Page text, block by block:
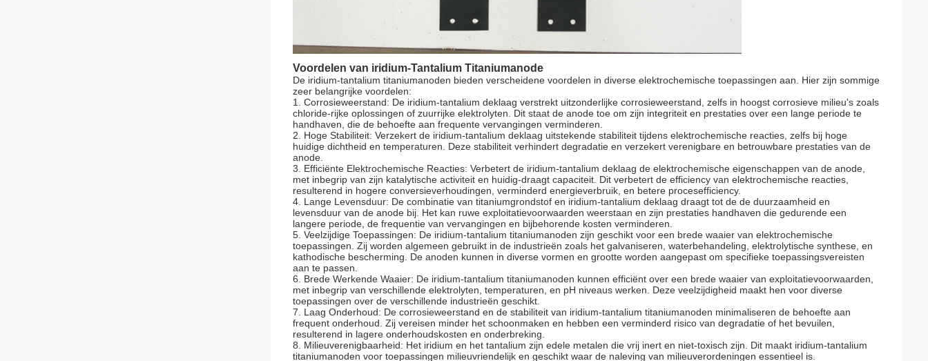
Voordelen van iridium-Tantalium Titaniumanode
De iridium-tantalium titaniumanoden bieden verscheidene voordelen in diverse elektrochemische toepassingen aan. Hier zijn sommige
zeer belangrijke voordelen:
1. Corrosieweerstand: De iridium-tantalium deklaag verstrekt uitzonderlijke corrosieweerstand, zelfs in hoogst corrosieve milieu's zoals
chloride-rijke oplossingen of zuurrijke elektrolyten. Dit staat de anode toe om zijn integriteit en prestaties over een lange periode te
handhaven, die de behoefte aan frequente vervangingen verminderen.
2. Hoge Stabiliteit: Verzekert de iridium-tantalium deklaag uitstekende stabiliteit tijdens elektrochemische reacties, zelfs bij hoge
huidige dichtheid en temperaturen. Deze stabiliteit verhindert degradatie en verzekert verenigbare en betrouwbare prestaties van de
anode.
3. Efficiënte Elektrochemische Reacties: Verbetert de iridium-tantalium deklaag de elektrochemische eigenschappen van de anode,
met inbegrip van zijn katalytische activiteit en huidig-draagt capaciteit. Dit verbetert de efficiency van elektrochemische reacties,
resulterend in hogere conversieverhoudingen, verminderd energieverbruik, en betere procesefficiency.
4. Lange Levensduur: De combinatie van titaniumgrondstof en iridium-tantalium deklaag draagt tot de de duurzaamheid en
levensduur van de anode bij. Het kan ruwe exploitatievoorwaarden weerstaan en zijn prestaties handhaven die gedurende een
langere periode, de frequentie van vervangingen en bijbehorende kosten verminderen.
5. Veelzijdige Toepassingen: De iridium-tantalium titaniumanoden zijn geschikt voor een brede waaier van elektrochemische
toepassingen. Zij worden algemeen gebruikt in de industrieën zoals het galvaniseren, waterbehandeling, elektrolytische synthese, en
kathodische bescherming. De anoden kunnen in diverse vormen en grootte worden aangepast om specifieke toepassingsvereisten
aan te passen.
6. Brede Werkende Waaier: De iridium-tantalium titaniumanoden kunnen efficiënt over een brede waaier van exploitatievoorwaarden,
met inbegrip van verschillende elektrolyten, temperaturen, en pH niveaus werken. Deze veelzijdigheid maakt hen voor diverse
toepassingen over de verschillende industrieën geschikt.
7. Laag Onderhoud: De corrosieweerstand en de stabiliteit van iridium-tantalium titaniumanoden minimaliseren de behoefte aan
frequent onderhoud. Zij vereisen minder het schoonmaken en hebben een verminderd risico van degradatie of het bevuilen,
resulterend in lagere onderhoudskosten en onderbreking.
8. Milieuverenigbaarheid: Het iridium en het tantalium zijn edele metalen die vrij inert en niet-toxisch zijn. Dit maakt iridium-tantalium
titaniumanoden voor toepassingen milieuvriendelijk en geschikt waar de naleving van milieuverordeningen essentieel is.